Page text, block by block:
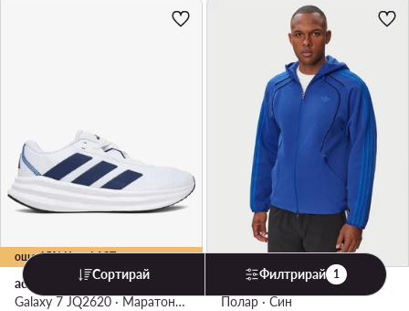
още 15% Код: LAST
adidas
Galaxy 7 JQ2620 · Маратонки за бягане
adidas
Полар · Син
Сортирай Филтрирай 1